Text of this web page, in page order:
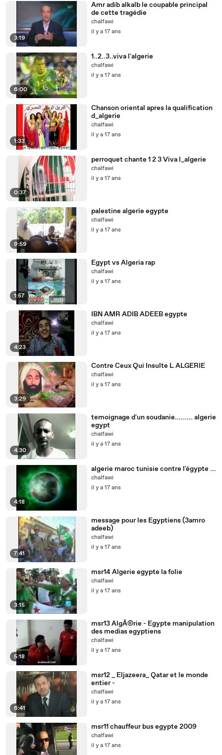
3:19
Amr adib alkalb le coupable principal
de cette tragédie
chalfawi
il y a 17 ans
6:00
1..2..3..viva l'algerie
chalfawi
il y a 17 ans
1:33
Chanson oriental apres la qualification
d_algerie
chalfawi
il y a 17 ans
0:37
perroquet chante 1 2 3 Viva l_algerie
chalfawi
il y a 17 ans
9:59
palestine algerie egypte
chalfawi
il y a 17 ans
1:57
Egypt vs Algeria rap
chalfawi
il y a 17 ans
4:23
IBN AMR ADIB ADEEB egypte
chalfawi
il y a 17 ans
3:29
Contre Ceux Qui Insulte L ALGERIE
chalfawi
il y a 17 ans
4:30
temoignage d'un soudanie......... algerie
egypt
chalfawi
il y a 17 ans
4:18
algerie maroc tunisie contre l'égypte ...
chalfawi
il y a 17 ans
7:41
message pour les Egyptiens (3amro
adeeb)
chalfawi
il y a 17 ans
3:15
msr14 Algerie egypte la folie
chalfawi
il y a 17 ans
5:18
msr13 AlgÃ©rie - Egypte manipulation
des medias egyptiens
chalfawi
il y a 17 ans
6:41
msr12 _ Eljazeera_ Qatar et le monde
entier -
chalfawi
il y a 17 ans
msr11 chauffeur bus egypte 2009
chalfawi
il y a 17 ans